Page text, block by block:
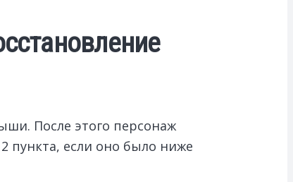
После этого персонаж
пункта, если оно было ниже